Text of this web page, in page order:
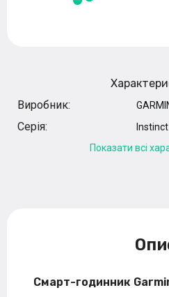
Виробник:
Серія:
Instinct
Показати всі
Смарт-годинник